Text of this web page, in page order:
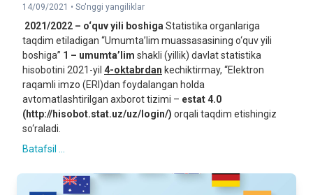
14/09/2021 • So'nggi yangiliklar
2021/2022 – o‘quv yili boshiga Statistika organlariga
taqdim etiladigan “Umumta’lim muassasasining o‘quv yili
boshiga” 1 – umumta’lim shakli (yillik) davlat statistika
hisobotini 2021-yil 4-oktabrdan kechiktirmay, “Elektron
raqamli imzo (ERI)dan foydalangan holda
avtomatlashtirilgan axborot tizimi – estat 4.0
(http://hisobot.stat.uz/uz/login/) orqali taqdim etishingiz
so‘raladi.
Batafsil ...